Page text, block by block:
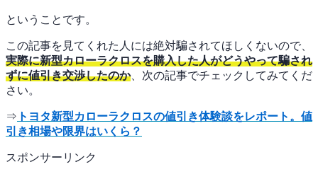
ということです。
この記事を見てくれた人には絶対騙されてほしくないので、
実際に新型カローラクロスを購入した人がどうやって騙され
ずに値引き交渉したのか、次の記事でチェックしてみてくだ
さい。
⇒ トヨタ新型カローラクロスの値引き体験談をレポート。値
引き相場や限界はいくら？
スポンサーリンク